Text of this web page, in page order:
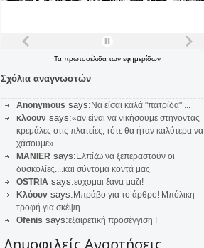
Τα πρωτοσέλιδα των εφημερίδων
Σχόλια αναγνωστών
Anonymous says: Να είσαι καλά "πατρίδα" ...
κλοουν says:«αν είναι να νικήσουμε στήνοντας
κρεμάλες στις πλατείες, τότε θα ήταν καλύτερα να
χάσουμε»
MANIER says: Ελπίζω να ξεπεραστούν οι
δυσκολίες....και σύντομα κοντά μας
OSTRIA says:ευχομαι ξανα μαζι!
Κλόουν says: Μπράβο για το άρθρο! Μπόλικη
τροφή για σκέψη...
Ofenis says:εξαιρετική προσέγγιση !
Δημοφιλείς Αναρτήσεις